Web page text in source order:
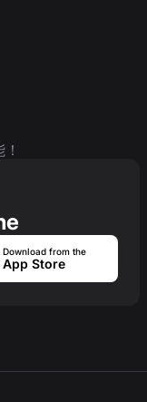
Download from the
App Store